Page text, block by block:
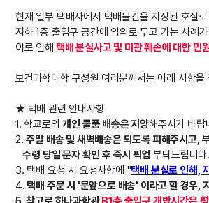
현재 일부 택배사에서 택배물건을 지정된 호실
지하 1층 출입구 공간에 임의로 두고 가는 사례
이로 인해 택배 분실사고 및 미관 훼손에 대한 민
보건과학대학 구성원 여러분께서는 아래 사항
★ 택배 관련 안내사항
1. 학교로의개인 물품 배송은 지양해주시기 바랍
2.주말 배송 및 새벽배송은 되도록 피해주시고,
수령 당일 문자 확인 후 즉시 픽업 부탁드립니다.
3. 택배 요청 시 요청사항에 "택배 분실로 인해,
4. 택배 주문 시 '문앞으로 배송' 이라고 할 경우,